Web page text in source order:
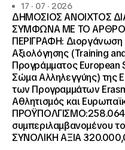
17 · 07 · 2026
ΔΗΜΟΣΙΟΣ ΑΝΟΙΧΤΟΣ
ΣΥΜΦΩΝΑ ΜΕ ΤΟ ΑΡΘΡΟ
ΠΕΡΙΓΡΑΦΗ: Διοργάνωση
Αξιολόγησης (Training
Προγράμματος
Σώμα Αλληλεγγύης) της
των Προγραμμάτων
Αθλητισμός και
συμπεριλαμβανομένου
ΣΥΝΟΛΙΚΗ ΑΞΙΑ